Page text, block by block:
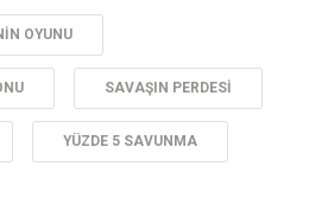
OYUNU
SAVAŞIN PERDESI
YÜZDE 5 SAVUNMA